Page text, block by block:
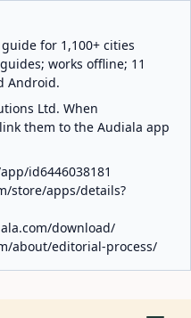
for 1,100+ cities
works offline; 11
Android.
Ltd. When
them to the Audiala app
id6446038181
store/apps/details?
download/
about/editorial-process/